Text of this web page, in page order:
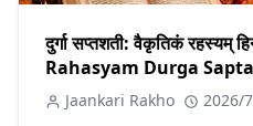
दुर्गा सप्तशती: वैकृतिकं रहस्यम्
Rahasyam Durga
Jaankari Rakho 2026/